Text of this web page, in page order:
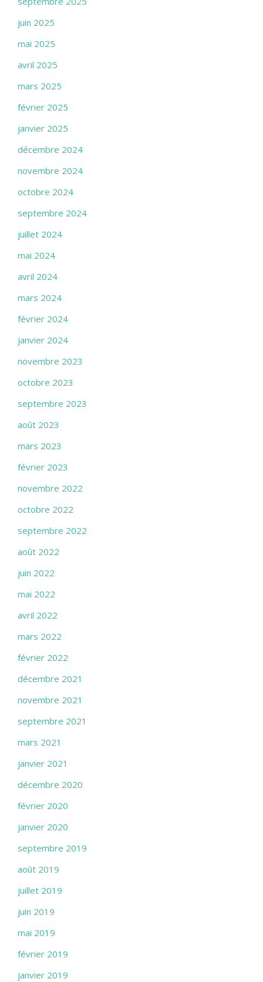
juin 2025
mai 2025
avril 2025
mars 2025
février 2025
janvier 2025
décembre 2024
novembre 2024
octobre 2024
septembre 2024
juillet 2024
mai 2024
avril 2024
mars 2024
février 2024
janvier 2024
novembre 2023
octobre 2023
septembre 2023
août 2023
mars 2023
février 2023
novembre 2022
octobre 2022
septembre 2022
août 2022
juin 2022
mai 2022
avril 2022
mars 2022
février 2022
décembre 2021
novembre 2021
septembre 2021
mars 2021
janvier 2021
décembre 2020
février 2020
janvier 2020
septembre 2019
août 2019
juillet 2019
juin 2019
mai 2019
février 2019
janvier 2019